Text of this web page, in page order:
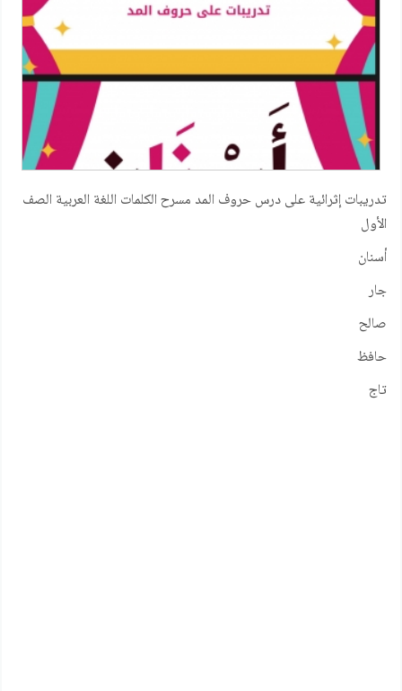
تدريبات إثرائية على درس حروف المد مسرح الكلمات اللغة العربية الصف
الأول
أسنان
جار
صالح
حافظ
تاج